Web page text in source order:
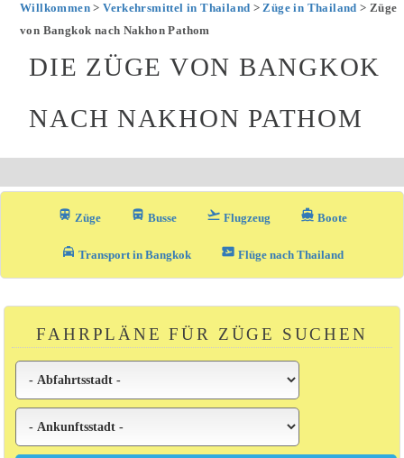
Willkommen>Verkehrsmittel in Thailand >Züge in Thailand > Züge
von Bangkok nach Nakhon Pathom
DIE ZÜGE VON BANGKOK
NACH NAKHON PATHOM
train Züge directions_bus_filled Busse flight_takeoff Flugzeug directions_boat Boote
local_taxi Transport in Bangkok airplane_ticket Flüge nach Thailand
FAHRPLÄNE FÜR ZÜGE SUCHEN